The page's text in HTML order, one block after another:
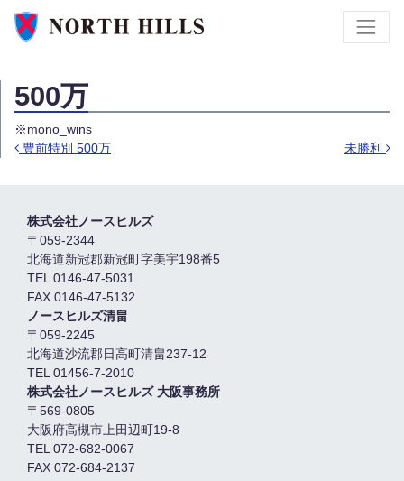
500万
※mono_wins
豊前特別 500万 未勝利
株式会社ノースヒルズ
〒059-2344
北海道新冠郡新冠町字美宇198番5
TEL 0146-47-5031
FAX 0146-47-5132
ノースヒルズ清畠
〒059-2245
北海道沙流郡日高町清畠237-12
TEL 01456-7-2010
株式会社ノースヒルズ 大阪事務所
〒569-0805
大阪府高槻市上田辺町19-8
TEL 072-682-0067
FAX 072-684-2137